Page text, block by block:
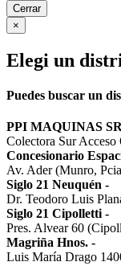
Cerrar
×
Elegi un
Puedes buscar un
PPI MAQUINAS
Colectora Sur Acceso
Concesionario
Av. Ader (Munro,
Siglo 21 Neuquén -
Dr. Teodoro Luis
Siglo 21 Cipolletti -
Pres. Alvear 60
Magriña Hnos. -
Luis María Drago